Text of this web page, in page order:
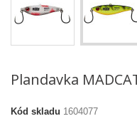
Plandavka
Kód skladu 1604077